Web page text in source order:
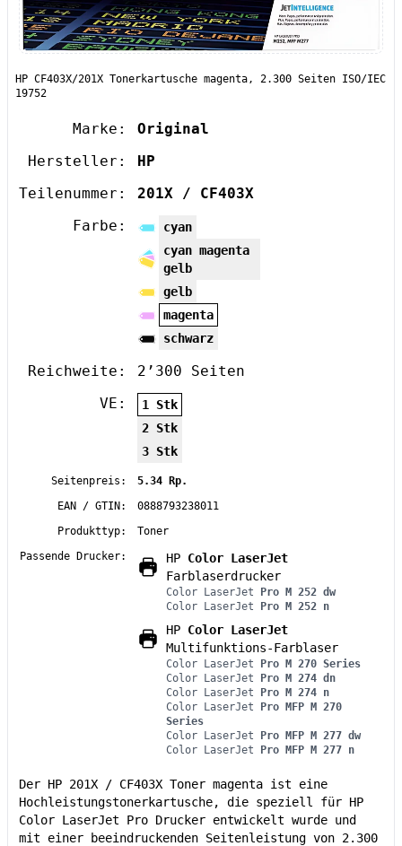
HP CF403X/201X Tonerkartusche magenta, 2.300 Seiten ISO/IEC
19752
Marke:
Original
Hersteller:
HP
Teilenummer:
201X / CF403X
Farbe:
cyan
cyan magenta
gelb
gelb
magenta
schwarz
Reichweite:
2’300 Seiten
VE:
1 Stk
2 Stk
3 Stk
Seitenpreis:
5.34 Rp.
EAN / GTIN:
0888793238011
Produkttyp:
Toner
Passende Drucker:
HP Color LaserJet
Farblaserdrucker
Color LaserJet Pro M 252 dw
Color LaserJet Pro M 252 n
HP Color LaserJet
Multifunktions-Farblaser
Color LaserJet Pro M 270 Series
Color LaserJet Pro M 274 dn
Color LaserJet Pro M 274 n
Color LaserJet Pro MFP M 270
Series
Color LaserJet Pro MFP M 277 dw
Color LaserJet Pro MFP M 277 n
Der HP 201X / CF403X Toner magenta ist eine
Hochleistungstonerkartusche, die speziell für HP
Color LaserJet Pro Drucker entwickelt wurde und
mit einer beeindruckenden Seitenleistung von 2.300